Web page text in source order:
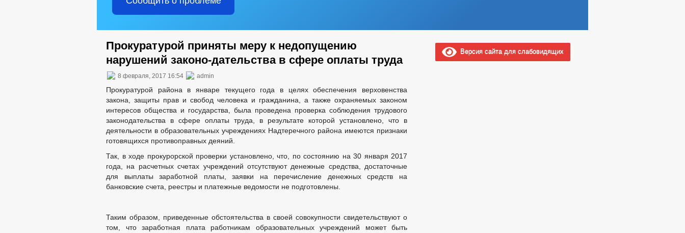
Прокуратурой приняты меру к недопущению
нарушений законо-дательства в сфере оплаты труда
8 февраля, 2017 16:54 admin
Прокуратурой района в январе текущего года в целях обеспечения верховенства
закона, защиты прав и свобод человека и гражданина, а также охраняемых законом
интересов общества и государства, была проведена проверка соблюдения трудового
законодательства в сфере оплаты труда, в результате которой установлено, что в
деятельности в образовательных учреждениях Надтеречного района имеются признаки
готовящихся противоправных деяний.
Так, в ходе прокурорской проверки установлено, что, по состоянию на 30 января 2017
года, на расчетных счетах учреждений отсутствуют денежные средства, достаточные
для выплаты заработной платы, заявки на перечисление денежных средств на
банковские счета, реестры и платежные ведомости не подготовлены.
Таким образом, приведенные обстоятельства в своей совокупности свидетельствуют о
том, что заработная плата работникам образовательных учреждений может быть
Версия сайта для слабовидящих